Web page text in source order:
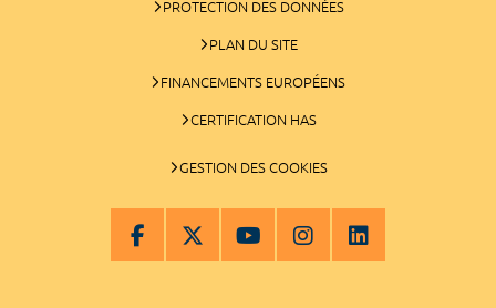
PROTECTION DES DONNÉES
PLAN DU SITE
FINANCEMENTS EUROPÉENS
CERTIFICATION HAS
GESTION DES COOKIES